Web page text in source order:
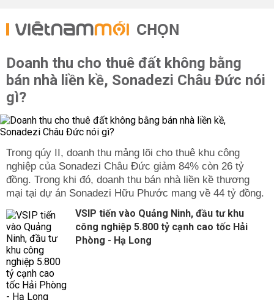
CHỌN
Doanh thu cho thuê đất không bằng
bán nhà liền kề, Sonadezi Châu Đức nói
gì?
Trong qúy II, doanh thu mảng lõi cho thuê khu công
nghiệp của Sonadezi Châu Đức giảm 84% còn 26 tỷ
đồng. Trong khi đó, doanh thu bán nhà liền kề thương
mại tại dự án Sonadezi Hữu Phước mang về 44 tỷ đồng.
VSIP tiến vào Quảng Ninh, đầu tư khu
công nghiệp 5.800 tỷ cạnh cao tốc Hải
Phòng - Hạ Long